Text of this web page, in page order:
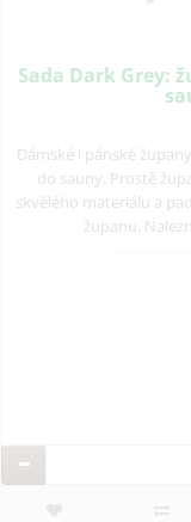
Sada Dark Grey:
Dámské i pánské
do sauny. Prostě
skvělého materiálu a
županu.